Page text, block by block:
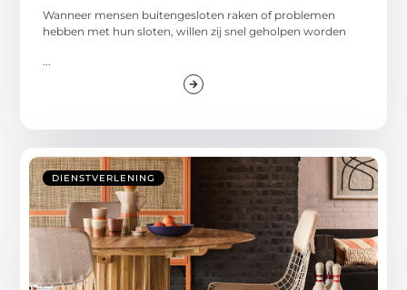
Wanneer mensen buitengesloten raken of problemen
hebben met hun sloten, willen zij snel geholpen worden
DIENSTVERLENING